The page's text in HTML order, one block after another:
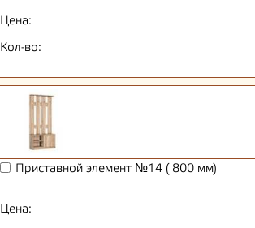
Цена:
Кол-во:
Приставной элемент №14 ( 800 мм)
Цена: